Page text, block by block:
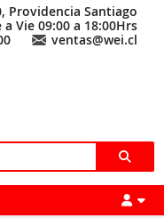
Providencia Santiago
Vie 09:00 a 18:00Hrs
ventas@wei.cl